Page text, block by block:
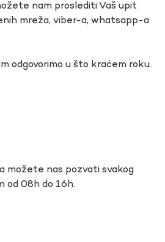
nam proslediti Vaš upit
mreža, viber-a, whatsapp-a
odgovorimo u što kraćem roku.
možete nas pozvati svakog
od 08h do 16h.